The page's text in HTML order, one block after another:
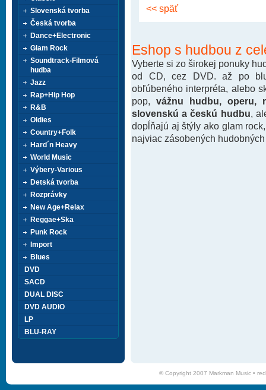
<< späť
Eshop s hudbou z
Vyberte si zo širokej ponuky
od CD, cez DVD. až po
obľúbeného interpréta, alebo
pop, vážnu hudbu, operu,
slovenskú a českú hudbu ,
dopĺňajú aj štýly ako glam
najviac zásobených
Slovenská tvorba
Česká tvorba
Dance+Electronic
Glam Rock
Soundtrack-Filmová
hudba
Jazz
Rap+Hip Hop
R&B
Oldies
Country+Folk
Hard´n Heavy
World Music
Výbery-Various
Detská tvorba
Rozprávky
New Age+Relax
Reggae+Ska
Punk Rock
Import
Blues
DVD
SACD
DUAL DISC
DVD AUDIO
LP
BLU-RAY
© Copyright 2007 Markman Music •